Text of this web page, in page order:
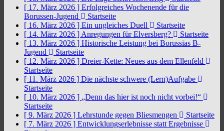
[ 17. März 2026 ] Erfolgreiches Wochenende für die
Borussen-Jugend
Startseite
[ 16. März 2026 ] Ein ungleiches Duell
Startseite
[ 14. März 2026 ] Anregungen für Elversberg?
Startseite
[ 13. März 2026 ] Historische Leistung bei Borussias B-
Jugend
Startseite
[ 12. März 2026 ] Dreier-Kette: Neues aus dem Ellenfeld
Startseite
[ 11. März 2026 ] Die nächste schwere (Lern)Aufgabe
Startseite
[ 10. März 2026 ] „Denn das hier ist noch nicht vorbei!“
Startseite
[ 9. März 2026 ] Lehrstunde gegen Bliesmengen
Startseite
[ 7. März 2026 ] Entwicklungserlebnisse statt Ergebnisse